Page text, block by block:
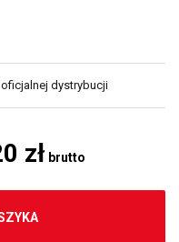
dystrybucji
zł brutto